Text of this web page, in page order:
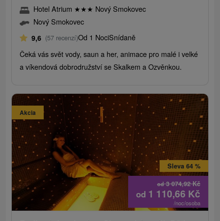
Hotel Atrium ★★★ Nový Smokovec
Nový Smokovec
9,6 (57 recenzí)Od 1 NociSnídaně
Čeká vás svět vody, saun a her, animace pro malé i velké
a víkendová dobrodružství se Skalkem a Ozvěnkou.
Akcia
od3 074,92Kč
Sleva 64 %
od 1 110,66 Kč
/noc/osoba